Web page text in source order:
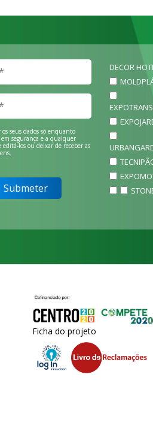
os seus dados só enquanto
segurança e a qualquer
editá-los ou deixar de receber as
DECOR
Ficha do projeto